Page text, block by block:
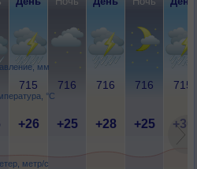
мм
°C
метр/с
715 716 716 716 715
+26 +25 +28 +25 +30